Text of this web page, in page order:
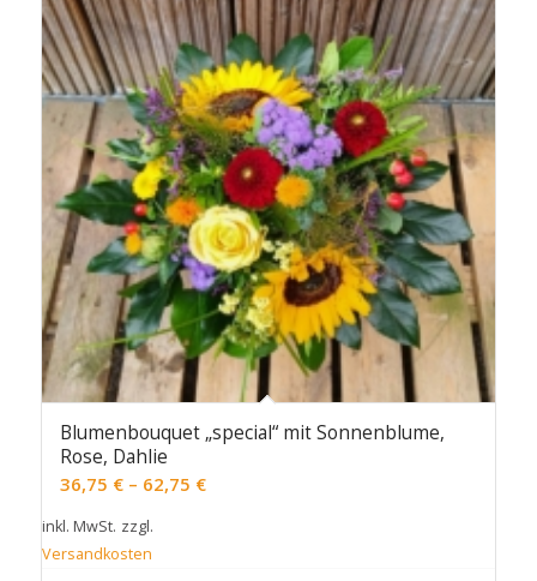
Blumenbouquet „special“ mit Sonnenblume,
Rose, Dahlie
36,75 €– 62,75 €
inkl. MwSt. zzgl.
Versandkosten